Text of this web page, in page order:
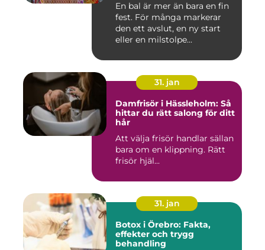
En bal är mer än bara en fin
fest. För många markerar
den ett avslut, en ny start
eller en milstolpe...
31. jan
Damfrisör i Hässleholm: Så
hittar du rätt salong för ditt
hår
Att välja frisör handlar sällan
bara om en klippning. Rätt
frisör hjäl...
31. jan
Botox i Örebro: Fakta,
effekter och trygg
behandling